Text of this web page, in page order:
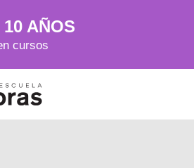
AÑOS
cursos